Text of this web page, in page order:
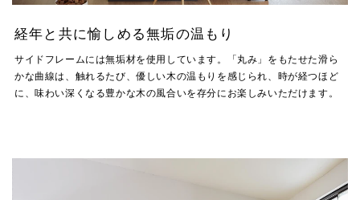
経年と共に愉しめる無垢の温もり
サイドフレームには無垢材を使用しています。「丸み」をもたせた滑ら
かな曲線は、触れるたび、優しい木の温もりを感じられ、時が経つほど
に、味わい深くなる豊かな木の風合いを存分にお楽しみいただけます。